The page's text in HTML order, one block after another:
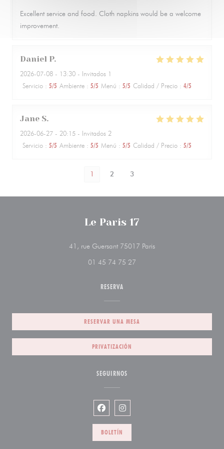
Excellent service and food. Cloth napkins would be a welcome
improvement.
Daniel P
2026-07-08 - 13:30 - Invitados 1
Servicio : 5/5 Ambiente : 5/5 Menú : 5/5 Calidad / Precio : 4/5
Jane S
2026-06-27 - 20:15 - Invitados 2
Servicio : 5/5 Ambiente : 5/5 Menú : 5/5 Calidad / Precio : 5/5
1 2 3
Le Paris 17
41, rue Guersant 75017 Paris((abre en una nueva
01 45 74 75 27
RESERVA
RESERVAR UNA MESA
PRIVATIZACIÓN
SEGUIRNOS
Facebook ((abre en una nueva
Instagram ((abre en una
BOLETÍN